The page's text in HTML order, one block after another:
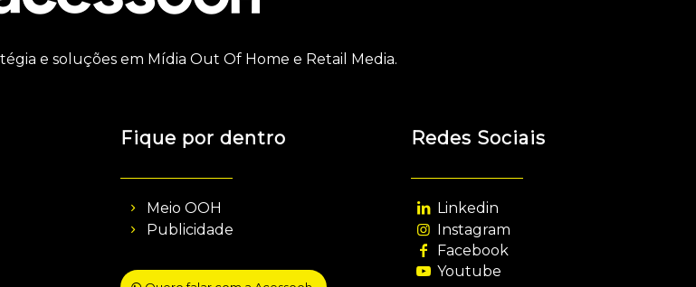
e soluções em Mídia Out Of Home e Retail Media.
Fique por dentro
Meio OOH
Publicidade
Redes Sociais
Linkedin
Instagram
Facebook
Youtube